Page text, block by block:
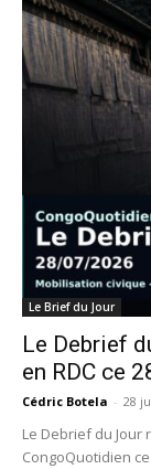
Le Brief du Jour
Le Debrief
en RDC ce
Cédric Botela - 28
Le Debrief du
CongoQuotidien